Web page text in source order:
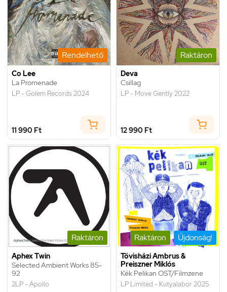
Rendelhető
Co Lee
La Promenade
LP - Golem Records 2024
11 990 Ft
Raktáron
Deva
Csillag
LP - Move Gently 2022
12 990 Ft
Raktáron
Aphex Twin
Selected Ambient Works 85-
92
2LP - Apollo
Raktáron Újdonság!
Tövisházi Ambrus &
Preiszner Miklós
Kék Pelikan OST/Filmzene
LP Limited - Kutyalabor 2025